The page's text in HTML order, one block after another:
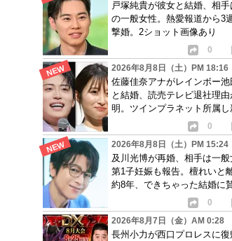
戸塚純貴が彼女と結婚、相手
の一般女性。熱愛報道から3
撃婚。2ショット画像あり
0
2026年8月8日（土）PM 18:16
佐藤佳奈アナがレインボー池
と結婚、読売テレビ退社理由
明。ツインプラネット所属し
0
2026年8月8日（土）PM 15:24
及川光博が再婚、相手は一般
第1子妊娠も報告。檀れいと
約8年、できちゃった結婚に
0
2026年8月7日（金）AM 0:28
長州小力が西口プロレスに復